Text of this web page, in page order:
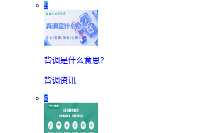
4
背调是什么意思？
背调资讯
5